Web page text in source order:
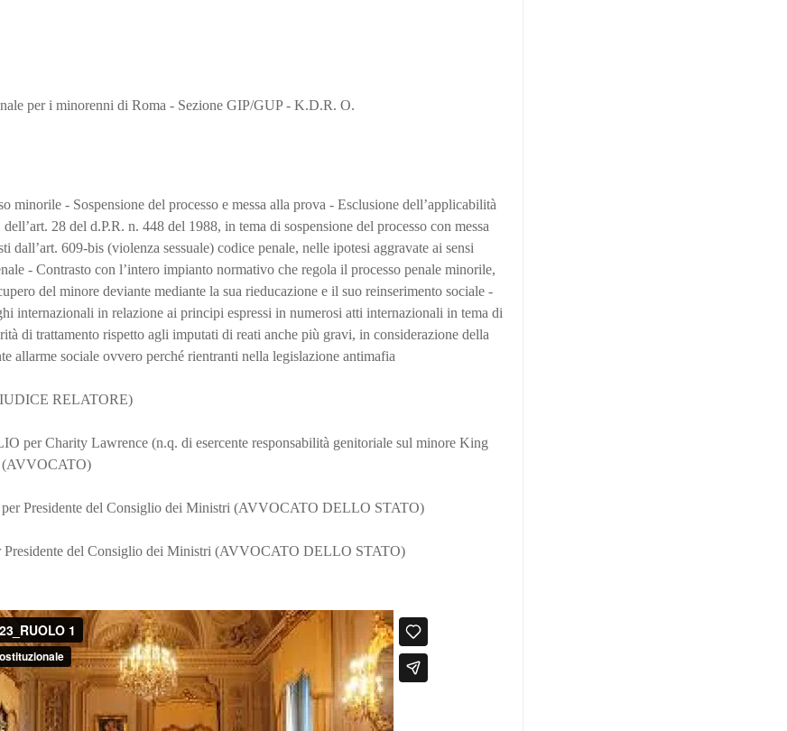
per i minorenni di Roma - Sezione GIP/GUP - K.D.R. O.
minorile - Sospensione del processo e messa alla prova - Esclusione dell’applicabilità
28 del d.P.R. n. 448 del 1988, in tema di sospensione del processo con messa
dall’art. 609-bis (violenza sessuale) codice penale, nelle ipotesi aggravate ai sensi
- Contrasto con l’intero impianto normativo che regola il processo penale minorile,
del minore deviante mediante la sua rieducazione e il suo reinserimento sociale -
internazionali in relazione ai principi espressi in numerosi atti internazionali in tema di
di trattamento rispetto agli imputati di reati anche più gravi, in considerazione della
allarme sociale ovvero perché rientranti nella legislazione antimafia
RELATORE)
per Charity Lawrence (n.q. di esercente responsabilità genitoriale sul minore King
(AVVOCATO)
Presidente del Consiglio dei Ministri (AVVOCATO DELLO STATO)
del Consiglio dei Ministri (AVVOCATO DELLO STATO)